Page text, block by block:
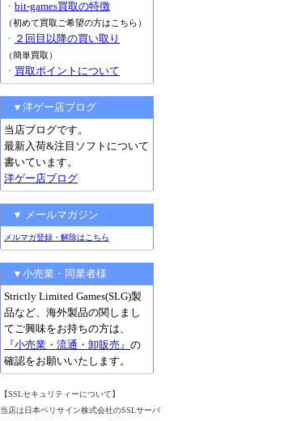
・ bit-games買取の特徴
（初めて買取ご希望の方はこちら）
・ ２回目以降の買い取り
（簡単買取）
・ 買取ポイントについて
▼洋ゲー店ブログ
当店ブログです。
最新入荷&注目ソフトについて
書いています。
洋ゲー店ブログ
▼ メールマガジン
メルマガ登録・解除はこちら
▼小売業・同業者様
Strictly Limited Games(SLG)製
品など、海外製品の関しまし
てご興味をお持ちの方は、
『小売業・流通・卸販売』 の
確認をお願いいたします。
【SSLセキュリティーについて】
当店は日本ベリサイン株式会社のSSLサーバ